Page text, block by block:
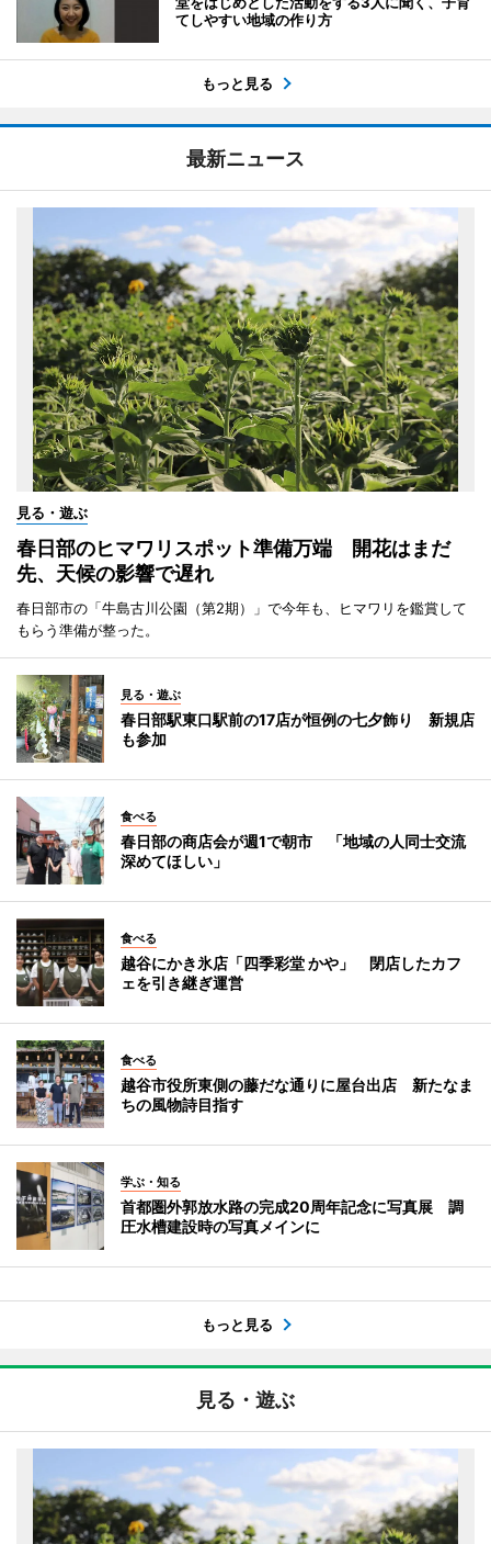
てしやすい地域の作り方
もっと見る
最新ニュース
見る・遊ぶ
春日部のヒマワリスポット準備万端 開花はまだ
先、天候の影響で遅れ
春日部市の「牛島古川公園（第2期）」で今年も、ヒマワリを鑑賞して
もらう準備が整った。
見る・遊ぶ
春日部駅東口駅前の17店が恒例の七夕飾り 新規店
も参加
食べる
春日部の商店会が週1で朝市 「地域の人同士交流
深めてほしい」
食べる
越谷にかき氷店「四季彩堂 かや」 閉店したカフ
ェを引き継ぎ運営
食べる
越谷市役所東側の藤だな通りに屋台出店 新たなま
ちの風物詩目指す
学ぶ・知る
首都圏外郭放水路の完成20周年記念に写真展 調
圧水槽建設時の写真メインに
もっと見る
見る・遊ぶ